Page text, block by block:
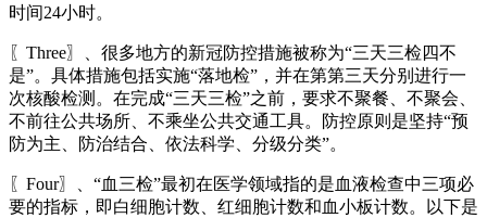
时间24小时。
〖Three〗、很多地方的新冠防控措施被称为“三天三检四不
是”。具体措施包括实施“落地检”，并在第第三天分别进行一
次核酸检测。在完成“三天三检”之前，要求不聚餐、不聚会、
不前往公共场所、不乘坐公共交通工具。防控原则是坚持“预
防为主、防治结合、依法科学、分级分类”。
〖Four〗、“血三检”最初在医学领域指的是血液检查中三项必
要的指标，即白细胞计数、红细胞计数和血小板计数。以下是